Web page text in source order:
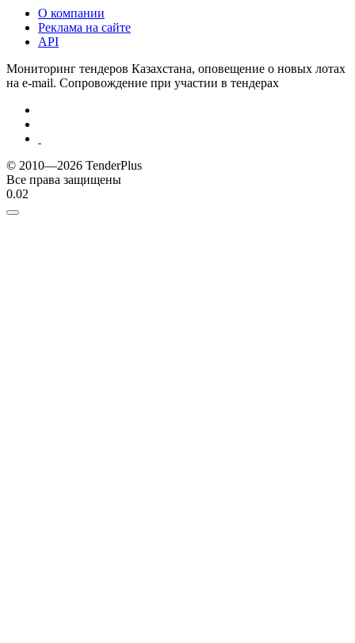
О компании
Реклама на сайте
API
Мониторинг тендеров Казахстана, оповещение о новых лотах
на e-mail. Сопровождение при участии в тендерах
© 2010—2026 TenderPlus
Все права защищены
0.02